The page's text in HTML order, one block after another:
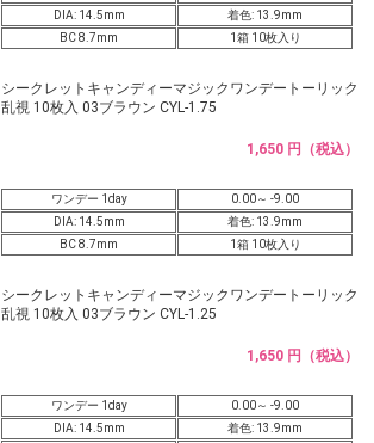
DIA: 14.5mm
着色: 13.9mm
BC 8.7mm
1箱 10枚入り
シークレットキャンディーマジックワンデートーリック
乱視 10枚入 03ブラウン CYL-1.75
1,650 円（税込）
ワンデー 1day
0.00～ -9.00
DIA: 14.5mm
着色: 13.9mm
BC 8.7mm
1箱 10枚入り
シークレットキャンディーマジックワンデートーリック
乱視 10枚入 03ブラウン CYL-1.25
1,650 円（税込）
ワンデー 1day
0.00～ -9.00
DIA: 14.5mm
着色: 13.9mm